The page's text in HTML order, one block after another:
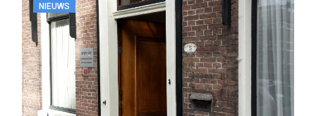
NIEUWS